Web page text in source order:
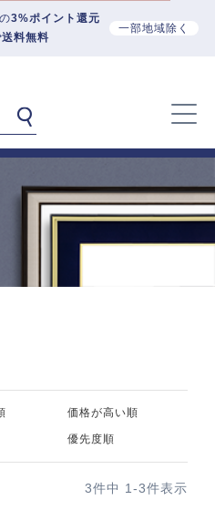
3%ポイント還元
料無料
一部地域除く
価格が高い順
優先度順
3件中 1 -3件表示